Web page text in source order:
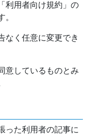
利用者向け規約」の
。
なく任意に変更でき
意しているものとみ
った利用者の記事に